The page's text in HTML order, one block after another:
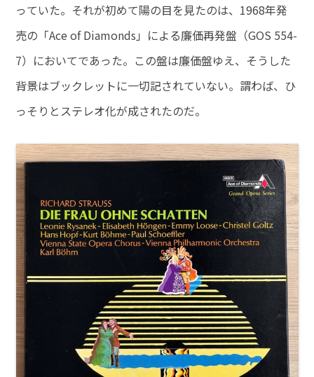
っていた。それが初めて陽の目を見たのは、1968年発
売の「Ace of Diamonds」による廉価再発盤（GOS 554-
7）においてであった。この盤は廉価盤ゆえ、そうした
背景はブックレットに一切記されていない。謂わば、ひ
っそりとステレオ化が成されたのだ。